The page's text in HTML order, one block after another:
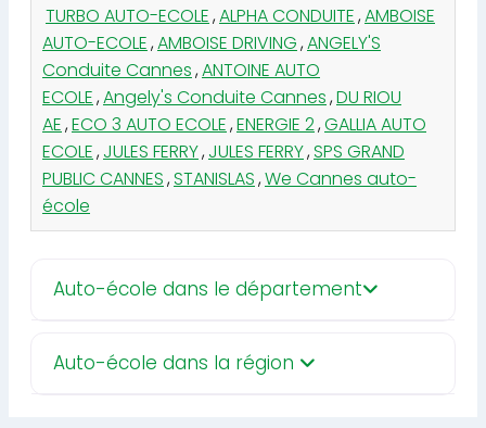
TURBO AUTO-ECOLE,ALPHA CONDUITE,AMBOISE
AUTO-ECOLE,AMBOISE DRIVING,ANGELY'S
Conduite Cannes,ANTOINE AUTO
ECOLE,Angely's Conduite Cannes,DU RIOU
AE,ECO 3 AUTO ECOLE,ENERGIE 2,GALLIA AUTO
ECOLE,JULES FERRY,JULES FERRY,SPS GRAND
PUBLIC CANNES,STANISLAS,We Cannes auto-
école
Auto-école dans le département
Auto-école dans la région